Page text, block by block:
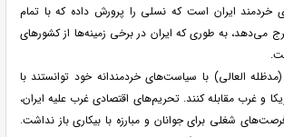
ایران است که نسلی را پرورش داده که با تمام
می‌دهد، به طوری که ایران در برخی زمینه‌ها از کشورهای
العالی) با سیاست‌های خردمندانه خود توانستند با
و غرب مقابله کنند. تحریم‌های اقتصادی غرب علیه ایران،
فرصت‌های شغلی برای جوانان و مبارزه با بیکاری باز نداشت.